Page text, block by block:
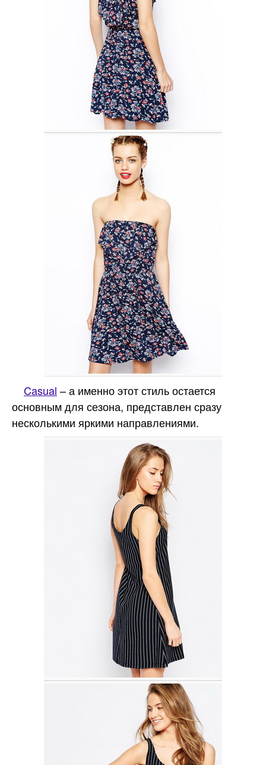
Casual – а именно этот стиль остается
основным для сезона, представлен сразу
несколькими яркими направлениями.